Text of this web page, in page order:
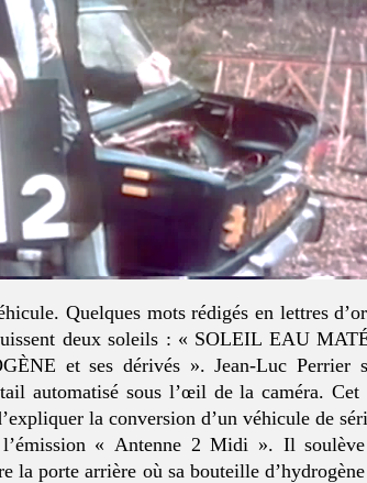
Quelques mots rédigés en lettres
deux soleils : « SOLEIL EAU
et ses dérivés ». Jean-Luc Perrier
automatisé sous l’œil de la caméra. Cet
la conversion d’un véhicule de
l’émission « Antenne 2 Midi ». Il
la porte arrière où sa bouteille